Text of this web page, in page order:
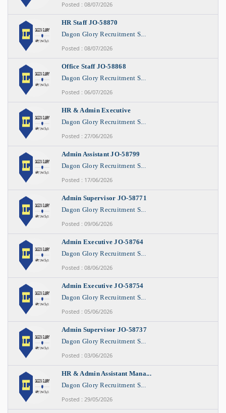
Posted : 08/07/2026
HR Staff JO-58870
Dagon Glory Recruitment S...
Posted : 08/07/2026
Office Staff JO-58868
Dagon Glory Recruitment S...
Posted : 06/07/2026
HR & Admin Executive
Dagon Glory Recruitment S...
Posted : 27/06/2026
Admin Assistant JO-58799
Dagon Glory Recruitment S...
Posted : 17/06/2026
Admin Supervisor JO-58771
Dagon Glory Recruitment S...
Posted : 09/06/2026
Admin Executive JO-58764
Dagon Glory Recruitment S...
Posted : 08/06/2026
Admin Executive JO-58754
Dagon Glory Recruitment S...
Posted : 05/06/2026
Admin Supervisor JO-58737
Dagon Glory Recruitment S...
Posted : 03/06/2026
HR & Admin Assistant Mana...
Dagon Glory Recruitment S...
Posted : 29/05/2026